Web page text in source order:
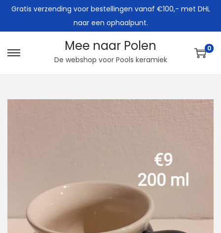
Gratis verzending voor bestellingen vanaf €100,- met DHL
naar een ophaalpunt.
G
a
i
g
G
a
n
h
Mee naar Polen
De webshop voor Pools keramiek
0